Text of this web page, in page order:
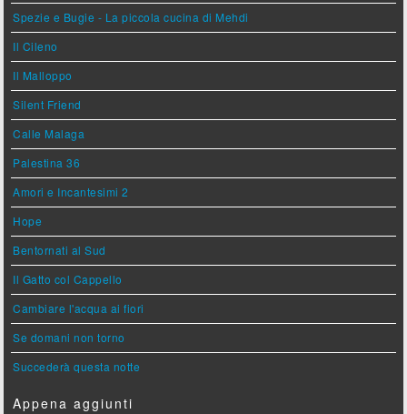
Spezie e Bugie - La piccola cucina di Mehdi
Il Cileno
Il Malloppo
Silent Friend
Calle Malaga
Palestina 36
Amori e Incantesimi 2
Hope
Bentornati al Sud
Il Gatto col Cappello
Cambiare l'acqua ai fiori
Se domani non torno
Succederà questa notte
Appena aggiunti